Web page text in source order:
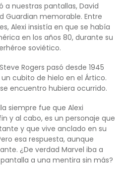
a nuestras pantallas, David
Guardian memorable. Entre
Alexi insistía en que se había
en los años 80, durante su
soviético.
Rogers pasó desde 1945
cubito de hielo en el Ártico.
encuentro hubiera ocurrido.
siempre fue que Alexi
y al cabo, es un personaje que
y que vive anclado en su
esa respuesta, aunque
¿De verdad Marvel iba a
a una mentira sin más?